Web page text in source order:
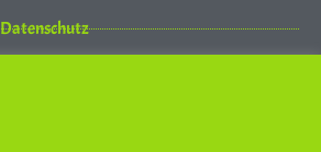
Datenschutz